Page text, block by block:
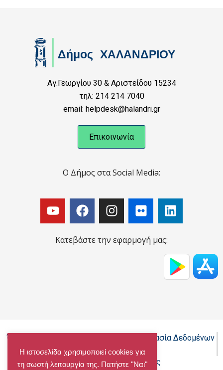
Αγ.Γεωργίου 30 & Αριστείδου 15234
τηλ: 214 214 7040
email: helpdesk@halandri.gr
Επικοινωνία
Ο Δήμος στα Social Media:
Κατεβάστε την εφαρμογή μας:
Όροι Χρήσης - Πολιτική Cookies - Προστασία Δεδομένων
Προσωπικού Χαρακτήρα
Δήλωση προσβασιμότητας
Η ιστοσελίδα χρησιμοποιεί cookies για
τη σωστή λειτουργία της. Πατήστε "Ναι"